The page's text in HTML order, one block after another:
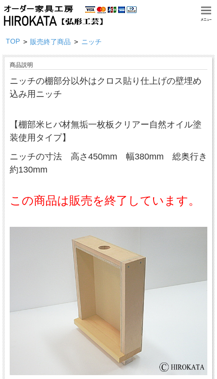
TOP > 販売終了商品 > ニッチ
商品説明
ニッチの棚部分以外はクロス貼り仕上げの壁埋め
込み用ニッチ
【棚部米ヒバ材無垢一枚板クリアー自然オイル塗
装使用タイプ】
ニッチの寸法 高さ450mm 幅380mm 総奥行き
約130mm
この商品は販売を終了しています。